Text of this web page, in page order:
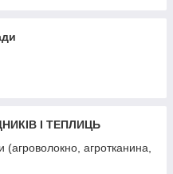
І ТЕПЛИЦЬ
(агроволокно, агротканина,